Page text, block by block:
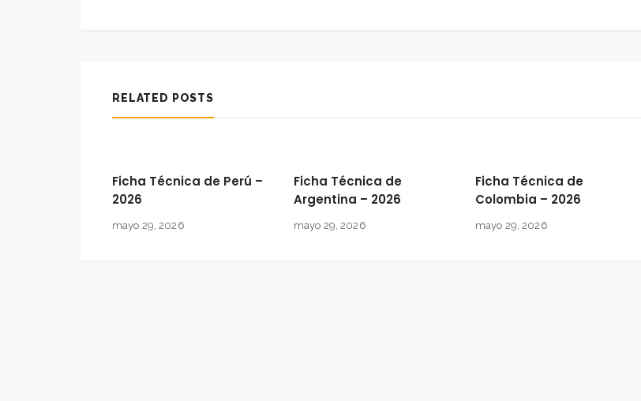
RELATED POSTS
Ficha Técnica de Perú –
2026
mayo 29, 2026
Ficha Técnica de
Argentina – 2026
mayo 29, 2026
Ficha Técnica de
Colombia – 2026
mayo 29, 2026